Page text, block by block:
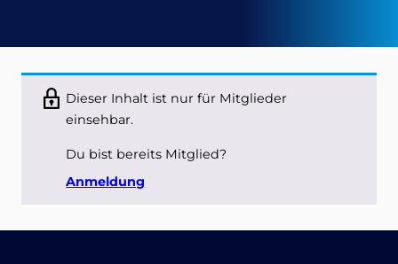
Dieser Inhalt ist nur für Mitglieder
einsehbar.
Du bist bereits Mitglied?
Anmeldung